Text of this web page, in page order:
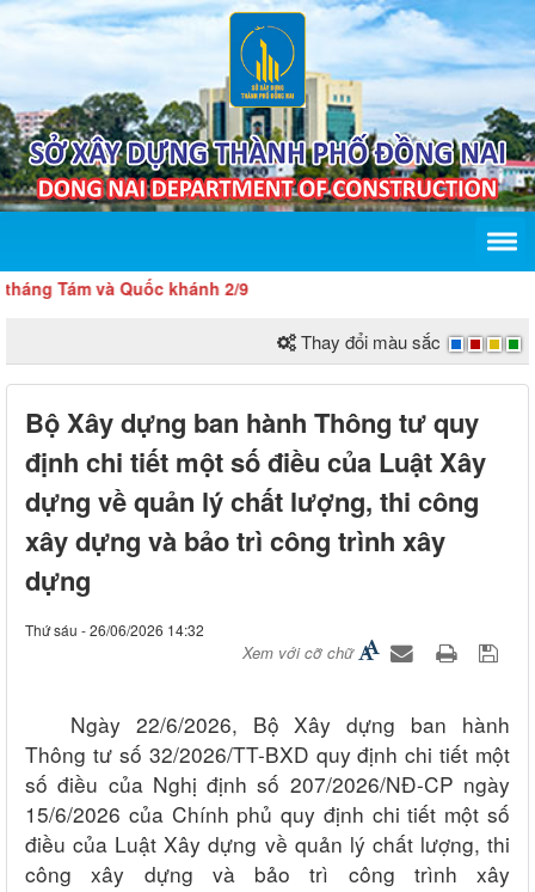
và Quốc khánh 2/9
Thay đổi màu sắc
Bộ Xây dựng ban hành Thông tư quy
định chi tiết một số điều của Luật Xây
dựng về quản lý chất lượng, thi công
xây dựng và bảo trì công trình xây
dựng
Thứ sáu - 26/06/2026 14:32
Xem với cỡ chữ
Ngày 22/6/2026, Bộ Xây dựng ban hành
Thông tư số 32/2026/TT-BXD quy định chi tiết một
số điều của Nghị định số 207/2026/NĐ-CP ngày
15/6/2026 của Chính phủ quy định chi tiết một số
điều của Luật Xây dựng về quản lý chất lượng, thi
công xây dựng và bảo trì công trình xây